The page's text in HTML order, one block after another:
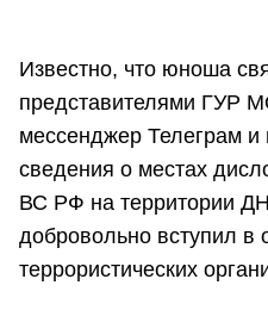
Известно, что юноша
представителями ГУР
мессенджер Телеграм и
сведения о местах
ВС РФ на территории
добровольно вступил в
террористических